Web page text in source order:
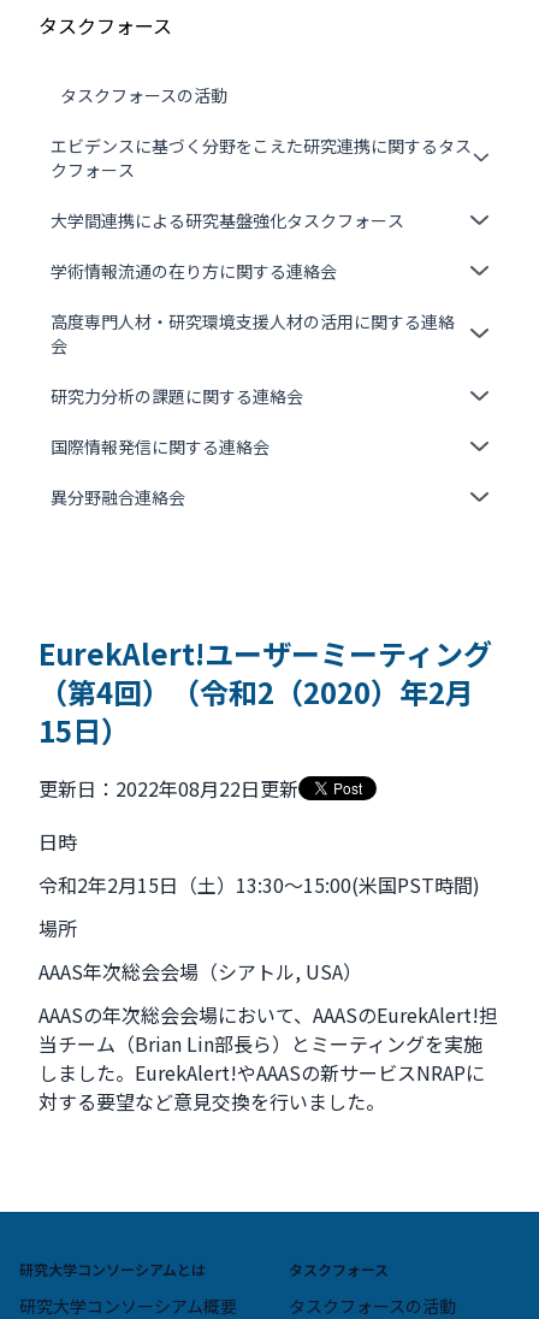
タスクフォース
タスクフォースの活動
エビデンスに基づく分野をこえた研究連携に関するタス
クフォース
大学間連携による研究基盤強化タスクフォース
学術情報流通の在り方に関する連絡会
高度専門人材・研究環境支援人材の活用に関する連絡
会
研究力分析の課題に関する連絡会
国際情報発信に関する連絡会
異分野融合連絡会
EurekAlert!ユーザーミーティング
（第4回）（令和2（2020）年2月
15日）
更新日：2022年08月22日更新
日時
令和2年2月15日（土）13:30～15:00(米国PST時間)
場所
AAAS年次総会会場（シアトル, USA）
AAASの年次総会会場において、AAASのEurekAlert!担
当チーム（Brian Lin部長ら）とミーティングを実施
しました。EurekAlert!やAAASの新サービスNRAPに
対する要望など意見交換を行いました。
研究大学コンソーシアムとは
研究大学コンソーシアム概要
タスクフォース
タスクフォースの活動